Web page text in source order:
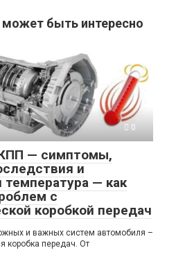
быть интересно
0
— симптомы,
и
температура — как
с
коробкой передач
и важных систем автомобиля –
коробка передач. От